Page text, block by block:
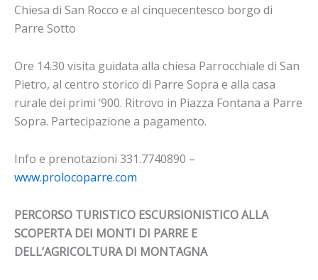
Chiesa di San Rocco e al cinquecentesco borgo di
Parre Sotto
Ore 14.30 visita guidata alla chiesa Parrocchiale di San
Pietro, al centro storico di Parre Sopra e alla casa
rurale dei primi ‘900. Ritrovo in Piazza Fontana a Parre
Sopra. Partecipazione a pagamento.
Info e prenotazioni 331.7740890 –
www.prolocoparre.com
PERCORSO TURISTICO ESCURSIONISTICO ALLA
SCOPERTA DEI MONTI DI PARRE E
DELL’AGRICOLTURA DI MONTAGNA